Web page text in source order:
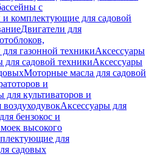
с
и комплектующие для садовой
Двигатели для
газонной техникиАксессуары
для садовой техникиАксессуары
Моторные масла для садовой
и
для культиваторов и
Аксессуары для
бензокос и
высокого
для
садовых